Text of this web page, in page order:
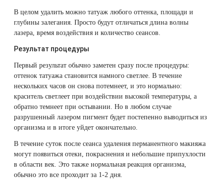
В целом удалить можно татуаж любого оттенка, площади и
глубины залегания. Просто будут отличаться длина волны
лазера, время воздействия и количество сеансов.
Результат процедуры
Первый результат обычно заметен сразу после процедуры:
оттенок татуажа становится намного светлее. В течение
нескольких часов он снова потемнеет, и это нормально:
краситель светлеет при воздействии высокой температуры, а
обратно темнеет при остывании. Но в любом случае
разрушенный лазером пигмент будет постепенно выводиться из
организма и в итоге уйдет окончательно.
В течение суток после сеанса удаления перманентного макияжа
могут появиться отеки, покраснения и небольшие припухлости
в области век. Это также нормальная реакция организма,
обычно это все проходит за 1-2 дня.